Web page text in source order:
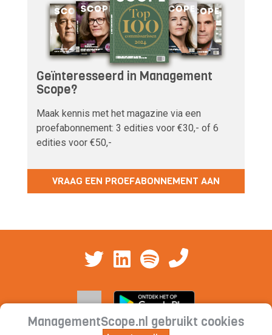
Geïnteresseerd in Management
Scope?
Maak kennis met het magazine via een
proefabonnement: 3 edities voor €30,- of 6
edities voor €50,-
VRAAG EEN PROEFABONNEMENT AAN
ManagementScope.nl gebruikt cookies